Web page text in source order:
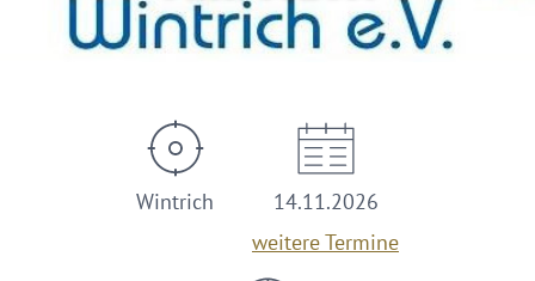
Wintrich
14.11.2026
weitere Termine